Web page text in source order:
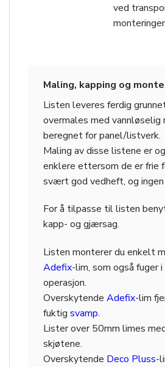
ved
Maling, kapping og
Listen leveres ferdig
overmales med vannløselig
beregnet for panel/listverk.
Maling av disse listene er
enklere ettersom de er frie
svært god vedheft, og ingen
For å tilpasse til listen
kapp- og gjærsag.
Listen monterer du enkelt
Adefix-lim, som også fuger i
operasjon.
Overskytende Adefix-lim
fuktig svamp.
Lister over 50mm limes
skjøtene.
Overskytende Deco Pluss-